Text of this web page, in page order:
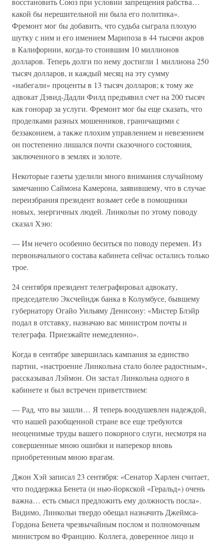
какой бы нерешительной ни была его политика».
Фремонт мог бы добавить, что судьба сыграла плохую
шутку с ним и его имением Марипоза в 44 тысячи акров
в Калифорнии, когда-то стоившим 10 миллионов
долларов. Теперь долги по нему достигли 1 миллиона 250
тысяч долларов, и каждый месяц на эту сумму
«набегали» проценты в 13 тысяч долларов; к тому же
адвокат Дэвид-Дадли Филд предъявил счет на 200 тысяч
как гонорар за услуги. Фремонт мог бы еще сказать, что
проделками разных мошенников, граничащими с
беззаконием, а также плохим управлением и невезением
он постепенно лишался почти сказочного состояния,
заключенного в землях и золоте.
Некоторые газеты уделили много внимания случайному
замечанию Саймона Камерона, заявившему, что в случае
переизбрания президент возьмет себе в помощники
новых, энергичных людей. Линкольн по этому поводу
сказал Хэю:
— Им нечего особенно беситься по поводу перемен. Из
первоначального состава кабинета сейчас остались только
трое.
24 сентября президент телеграфировал адвокату,
председателю Эксчейндж банка в Колумбусе, бывшему
губернатору Огайо Уильяму Денисону: «Мистер Блэйр
подал в отставку, назначаю вас министром почты и
телеграфа. Приезжайте немедленно».
Когда в сентябре завершилась кампания за единство
партии, «настроение Линкольна стало более радостным»,
рассказывал Лэймон. Он застал Линкольна одного в
кабинете и был встречен приветствием:
— Рад, что вы зашли… Я теперь воодушевлен надеждой,
что нашей разобщенной стране все еще требуются
неоценимые труды вашего покорного слуги, несмотря на
совершенные мною ошибки и наперекор вновь
приобретенным мною врагам.
Джон Хэй записал 23 сентября: «Сенатор Харлен считает,
что поддержка Бенета (и нью-йоркской «Геральд») очень
важна… есть смысл предложить ему должность посла».
Видимо, Линкольн твердо обещал назначить Джеймса-
Гордона Бенета чрезвычайным послом и полномочным
министром во Францию. Коллега, доверенное лицо и